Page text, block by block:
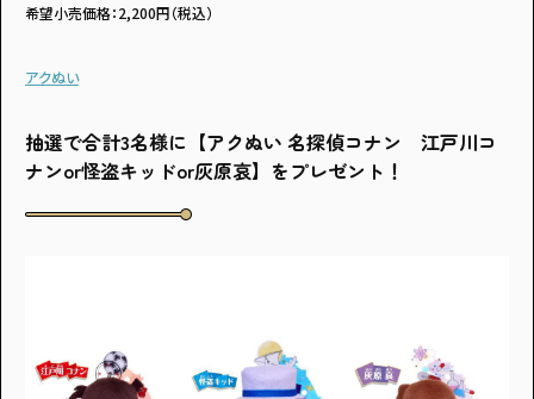
希望⼩売価格：2,200円（税込）
アクぬい
抽選で合計3名様に【アクぬい 名探偵コナン 江戸川コ
ナンor怪盗キッドor灰原哀】をプレゼント！